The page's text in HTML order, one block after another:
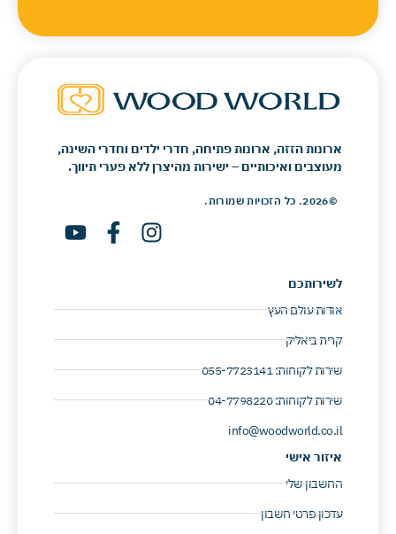
ארונות הזזה, ארונות פתיחה, חדרי ילדים וחדרי השינה,
מעוצבים ואיכותיים – ישירות מהיצרן ללא פערי תיווך.
©2026. כל הזכויות שמורות.
לשירותכם
אודות עולם העץ
קרית ביאליק
שירות לקוחות: 055-7723141 ​
שירות לקוחות: 04-7798220 ​
info@woodworld.co.il
איזור אישי
החשבון שלי
עדכון פרטי חשבון